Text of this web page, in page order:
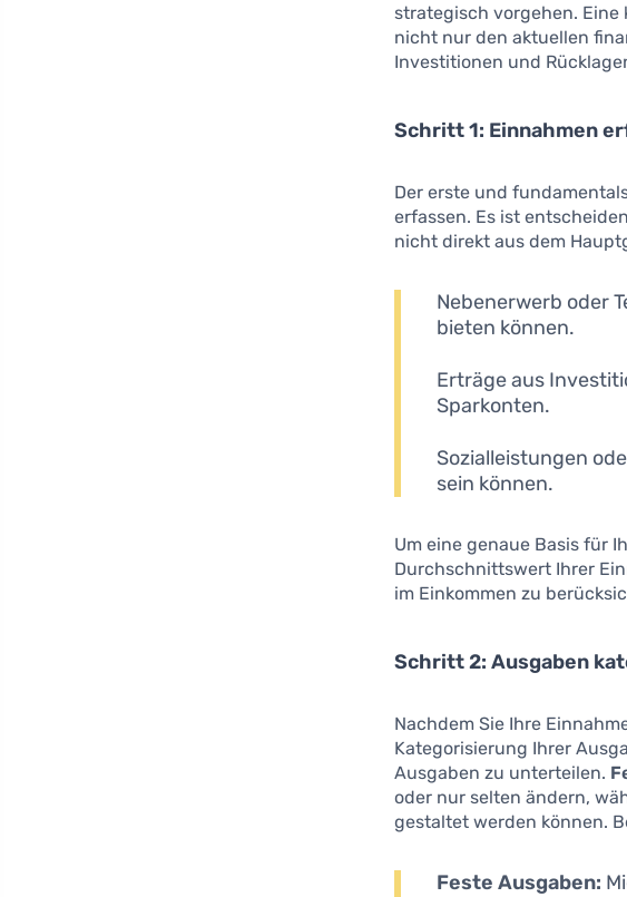
strategisch vorgehen.
nicht nur den aktuellen
Investitionen und
Schritt 1: Einnahmen
Der erste und
erfassen. Es ist
nicht direkt aus dem
Nebenerwerb oder
bieten können.
Erträge aus
Sparkonten.
Sozialleistungen
sein können.
Um eine genaue Basis für
Durchschnittswert Ihrer
im Einkommen zu
Schritt 2: Ausgaben
Nachdem Sie Ihre
Kategorisierung Ihrer
Ausgaben zu unterteilen.
oder nur selten ändern,
gestaltet werden können.
Feste Ausgaben: